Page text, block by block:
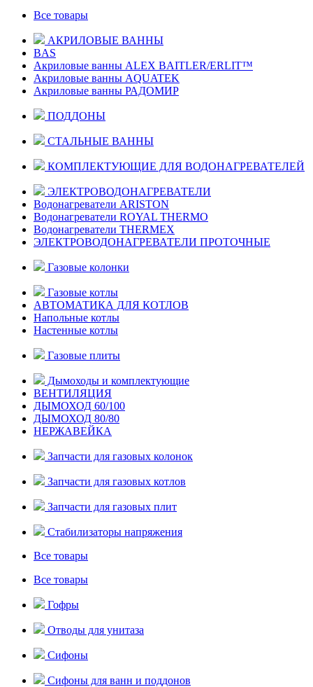
Все товары
АКРИЛОВЫЕ ВАННЫ
BAS
Акриловые ванны ALEX BAITLER/ERLIT™
Акриловые ванны AQUATEK
Акриловые ванны РАДОМИР
ПОДДОНЫ
СТАЛЬНЫЕ ВАННЫ
КОМПЛЕКТУЮЩИЕ ДЛЯ ВОДОНАГРЕВАТЕЛЕЙ
ЭЛЕКТРОВОДОНАГРЕВАТЕЛИ
Водонагреватели ARISTON
Водонагреватели ROYAL THERMO
Водонагреватели THERMEX
ЭЛЕКТРОВОДОНАГРЕВАТЕЛИ ПРОТОЧНЫЕ
Газовые колонки
Газовые котлы
АВТОМАТИКА ДЛЯ КОТЛОВ
Напольные котлы
Настенные котлы
Газовые плиты
Дымоходы и комплектующие
ВЕНТИЛЯЦИЯ
ДЫМОХОД 60/100
ДЫМОХОД 80/80
НЕРЖАВЕЙКА
Запчасти для газовых колонок
Запчасти для газовых котлов
Запчасти для газовых плит
Стабилизаторы напряжения
Все товары
Все товары
Гофры
Отводы для унитаза
Сифоны
Сифоны для ванн и поддонов